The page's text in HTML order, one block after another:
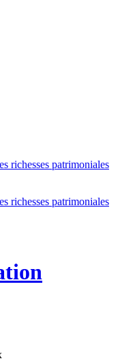
richesses patrimoniales
richesses patrimoniales